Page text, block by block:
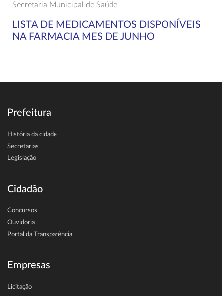
Secretaria Municipal de Saúde
LISTA DE MEDICAMENTOS DISPONÍVEIS
NA FARMACIA MES DE JUNHO
Prefeitura
História da cidade
Secretarias
Legislação
Cidadão
Concursos
Ouvidoria
Portal da Transparência
Empresas
Licitação